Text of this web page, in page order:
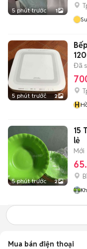
5 phút trước 1
5 phút trước 2
Đã
H
5 phút trước 2
15
lẻ
Mới
Mua bán điện thoại